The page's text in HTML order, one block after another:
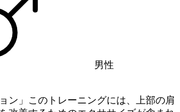
男性
ン」このトレーニングには、上部の肩